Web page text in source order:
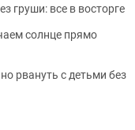
груши: все в восторге
солнце прямо
рвануть с детьми без